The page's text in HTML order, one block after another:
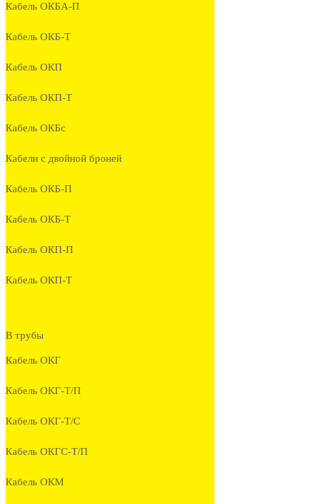
Кабель ОКБА-П
Кабель ОКБ-Т
Кабель ОКП
Кабель ОКП-Т
Кабель ОКБc
Кабели с двойной броней
Кабель ОКБ-П
Кабель ОКБ-Т
Кабель ОКП-П
Кабель ОКП-Т
В трубы
Кабель ОКГ
Кабель ОКГ-Т/П
Кабель ОКГ-Т/С
Кабель ОКГС-Т/П
Кабель ОКМ